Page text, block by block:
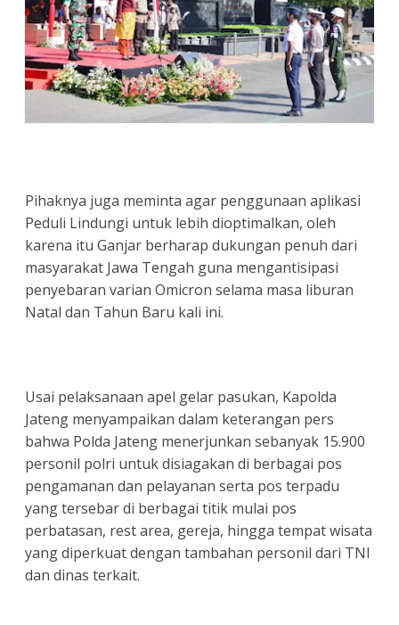
Pihaknya juga meminta agar penggunaan aplikasi
Peduli Lindungi untuk lebih dioptimalkan, oleh
karena itu Ganjar berharap dukungan penuh dari
masyarakat Jawa Tengah guna mengantisipasi
penyebaran varian Omicron selama masa liburan
Natal dan Tahun Baru kali ini.
Usai pelaksanaan apel gelar pasukan, Kapolda
Jateng menyampaikan dalam keterangan pers
bahwa Polda Jateng menerjunkan sebanyak 15.900
personil polri untuk disiagakan di berbagai pos
pengamanan dan pelayanan serta pos terpadu
yang tersebar di berbagai titik mulai pos
perbatasan, rest area, gereja, hingga tempat wisata
yang diperkuat dengan tambahan personil dari TNI
dan dinas terkait.